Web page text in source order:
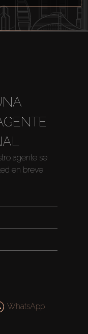
agente se
en breve
WhatsApp